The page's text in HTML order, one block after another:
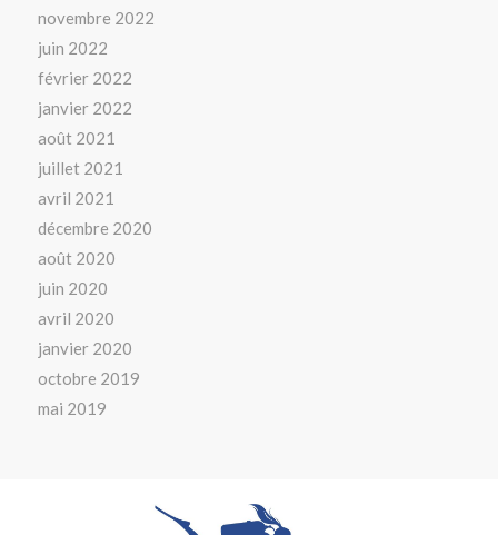
novembre 2022
juin 2022
février 2022
janvier 2022
août 2021
juillet 2021
avril 2021
décembre 2020
août 2020
juin 2020
avril 2020
janvier 2020
octobre 2019
mai 2019